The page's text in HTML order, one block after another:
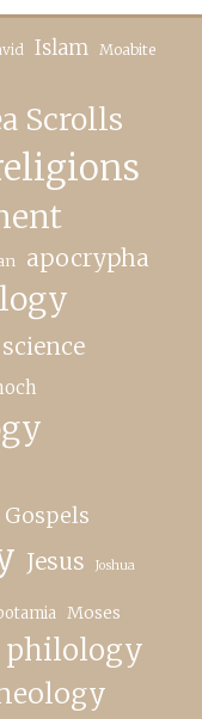
Islam Moabite
Scrolls
apocrypha
Gospels
Jesus Joshua
Moses
philology